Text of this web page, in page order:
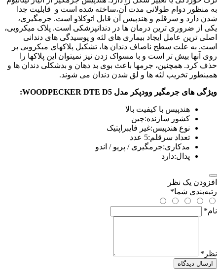
به منظور دوام طولانی مدت آن،ساخته شده است و قابلیت جدا
شدن دارد و سرقلم و هندپیس آن قابل اتوکلاو است. جرمگیری،
یکی از ضروری ترین درمان ها در دندانپزشکی است. پلاک میکروبی،
اصلی ترین عامل ایجاد بیماری های لثه و پوسیدگی های دندانی
است. به علت سطح ناصاف دندان ها، تشکیل پلاکهای میکروبی بر
روی آنها بیش تر است و با مسواک زدن نیز نمیتوان این پلاکها را
حذف کرد. همچنین، جرمها باعث بوی بد دهان و بدشکلی دندان ها و
همینطور تخریب لثه ها و لق شدن دندان می شوند.
ویژگی های جرمگیر وودپکر مدل WOODPECKER DTE D5:
هندپیس با کیفیت بالا
کشور سازنده:چین
نوع هندپیس:غیر فایبراپتیک
تعداد سرقلم:5 عدد
مدکاری:جرمگیری / پریو / اندو
پدال:دارد
افزودن یک نظر
رتبه‌بندی شما*
نام*
نظر *
ارسال دیدگاه